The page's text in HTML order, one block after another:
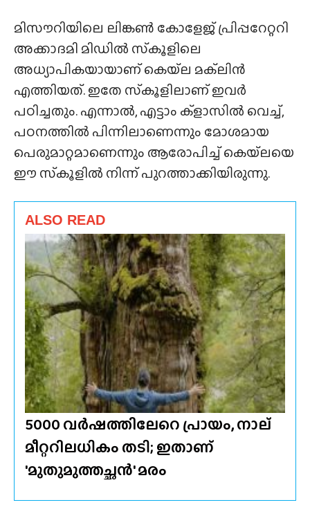
മിസൗറിയിലെ ലിങ്കൺ കോളേജ് പ്രിപ്പറേറ്ററി
അക്കാദമി മിഡിൽ സ്‌കൂളിലെ
അധ്യാപികയായാണ് കെയ്‌ല മക്‌ലിൻ
എത്തിയത്. ഇതേ സ്‌കൂളിലാണ് ഇവർ
പഠിച്ചതും. എന്നാൽ, എട്ടാം ക്ളാസിൽ വെച്ച്,
പഠനത്തിൽ പിന്നിലാണെന്നും മോശമായ
പെരുമാറ്റമാണെന്നും ആരോപിച്ച് കെയ്‌ലയെ
ഈ സ്‌കൂളിൽ നിന്ന് പുറത്താക്കിയിരുന്നു.
ALSO READ
5000 വർഷത്തിലേറെ പ്രായം, നാല്
മീറ്ററിലധികം തടി; ഇതാണ്
'മുതുമുത്തച്ഛൻ' മരം